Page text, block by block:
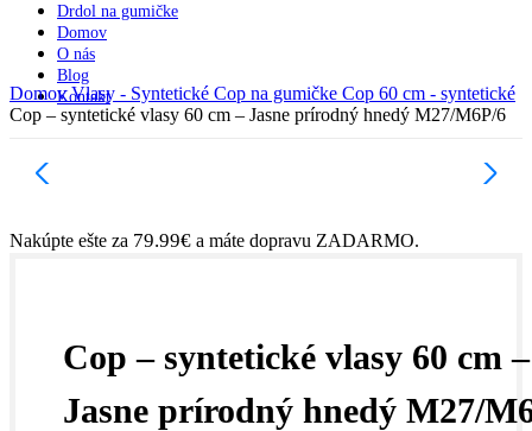
Drdol na gumičke
Domov
O nás
Blog
Kontakt
DomovVlasy - Syntetické Cop na gumičke Cop 60 cm - syntetické
Cop – syntetické vlasy 60 cm – Jasne prírodný hnedý M27/M6P/6
Nakúpte ešte za 79.99€ a máte dopravu ZADARMO.
Cop – syntetické vlasy 60 cm –
Jasne prírodný hnedý M27/